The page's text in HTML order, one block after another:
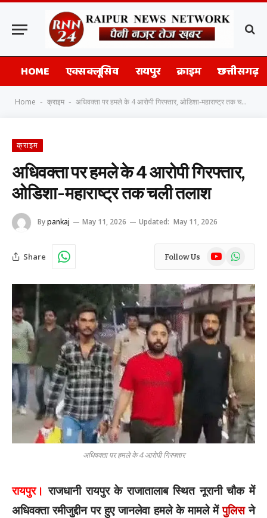
HOME एक्सक्लूसिव रायपुर क्राइम छत्तीसगढ़
Home - क्राइम - अधिवक्ता पर हमले के 4 आरोपी गिरफ्तार, ओडिशा-महाराष्ट्र तक चली तलाश
क्राइम
अधिवक्ता पर हमले के 4 आरोपी गिरफ्तार,
ओडिशा-महाराष्ट्र तक चली तलाश
Bypankaj May 11, 2026 Updated: May 11, 2026
Share Follow Us YouTubeWhatsApp
अधिवक्ता पर हमले के 4 आरोपी गिरफ्तार
रायपुर। राजधानी रायपुर के राजातालाब स्थित नूरानी चौक में
अधिवक्ता रमीजुद्दीन पर हुए जानलेवा हमले के मामले मेंपुलिसने